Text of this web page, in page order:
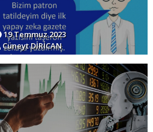
19 Temmuz 2023
Cüneyt DİRİCAN